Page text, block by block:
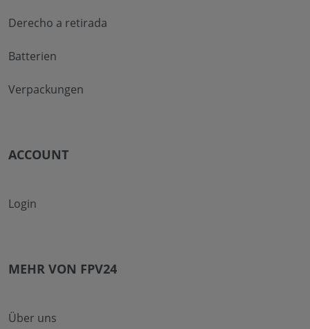
Derecho a retirada
Batterien
Verpackungen
ACCOUNT
Login
MEHR VON FPV24
Über uns